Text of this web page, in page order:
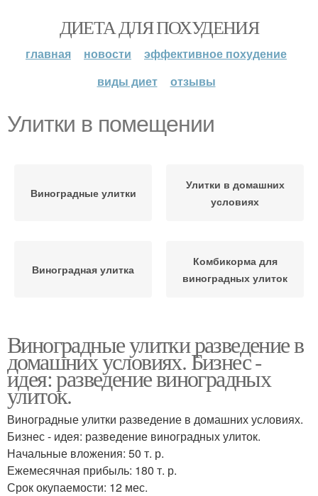
ДИЕТА ДЛЯ ПОХУДЕНИЯ
главная новости
эффективное похудение
виды диет
отзывы
Улитки в помещении
Виноградные улитки
Улитки в домашних
условиях
Виноградная улитка
Комбикорма для
виноградных улиток
Виноградные улитки разведение в
домашних условиях. Бизнес -
идея: разведение виноградных
улиток.
Виноградные улитки разведение в домашних условиях.
Бизнес - идея: разведение виноградных улиток.
Начальные вложения: 50 т. р.
Ежемесячная прибыль: 180 т. р.
Срок окупаемости: 12 мес.